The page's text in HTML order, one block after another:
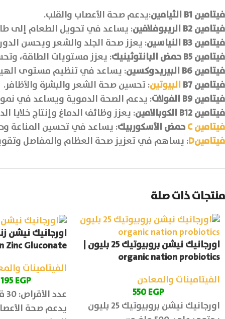
فيتامين الثيامين:يدعم صحة الأعصاب والقلب.
فيتامين
الريبوفلافين: يساعد في تحويل الطعام إلى
فيتامين
النياسين: يعزز صحة الجلد والشعر ويحسن
فيتامين
حمض البانتوثينيك: يعزز مستويات الطاقة،
فيتامين
البيريدوكسين: يساعد في تنظيم مستوى
فيتامين
البيوتين: تحسين صحة الشعر والبشرة والأظافر.
فيتامين
الفولات: يدعم الصحة الدموية ويساعد في نمو
فيتامين
الكوبالامين: يعزز وظائف الدماغ وإنتاج خلايا
فيتامينC حمض الأسكوربيك: يساعد في تحسين المناعة
فيتامينD: يساهم في تعزيز صحة العظام والمفاصل
منتجات ذات صلة
اورجانيك نيشن بروبيوتيك 25 بليون |
organic nation probiotics
الفيتامينات والمعادن
550EGP
اورجانيك نيشن بروبيوتيك 25 بليون
اورجانيك نيشن
Zinc Gluconate
الفيتامينات
195EGP
عدد الأقراص: 30 قرص
يدعم صحة